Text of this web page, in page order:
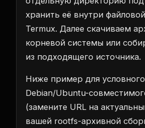
хранить её внутри
Termux. Далее скачиваем
корневой системы или
из подходящего источника.
Ниже пример для условного
Debian/Ubuntu-
(замените URL на
вашей rootfs-архивной